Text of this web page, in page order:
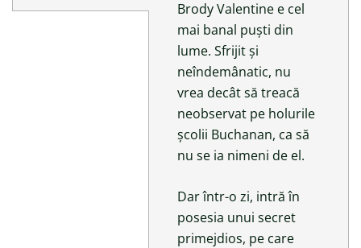
Brody Valentine e cel
mai banal puști din
lume. Sfrijit și
neîndemânatic, nu
vrea decât să treacă
neobservat pe holurile
școlii Buchanan, ca să
nu se ia nimeni de el.
Dar într-o zi, intră în
posesia unui secret
primejdios, pe care